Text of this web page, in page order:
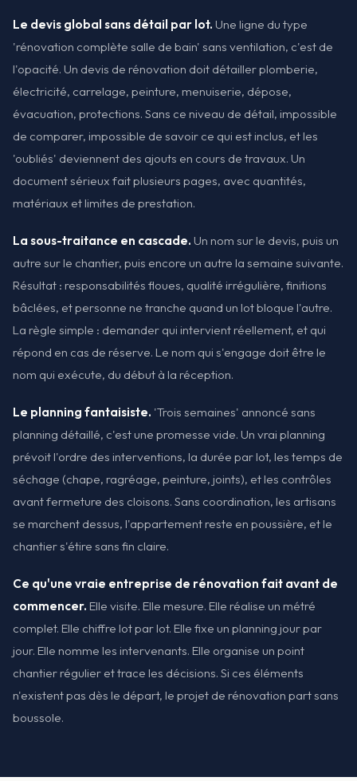
Le devis global sans détail par lot. Une ligne du type
'rénovation complète salle de bain' sans ventilation, c'est de
l'opacité. Un devis de rénovation doit détailler plomberie,
électricité, carrelage, peinture, menuiserie, dépose,
évacuation, protections. Sans ce niveau de détail, impossible
de comparer, impossible de savoir ce qui est inclus, et les
'oubliés' deviennent des ajouts en cours de travaux. Un
document sérieux fait plusieurs pages, avec quantités,
matériaux et limites de prestation.
La sous-traitance en cascade. Un nom sur le devis, puis un
autre sur le chantier, puis encore un autre la semaine suivante.
Résultat : responsabilités floues, qualité irrégulière, finitions
bâclées, et personne ne tranche quand un lot bloque l'autre.
La règle simple : demander qui intervient réellement, et qui
répond en cas de réserve. Le nom qui s'engage doit être le
nom qui exécute, du début à la réception.
Le planning fantaisiste. 'Trois semaines' annoncé sans
planning détaillé, c'est une promesse vide. Un vrai planning
prévoit l'ordre des interventions, la durée par lot, les temps de
séchage (chape, ragréage, peinture, joints), et les contrôles
avant fermeture des cloisons. Sans coordination, les artisans
se marchent dessus, l'appartement reste en poussière, et le
chantier s'étire sans fin claire.
Ce qu'une vraie entreprise de rénovation fait avant de
commencer. Elle visite. Elle mesure. Elle réalise un métré
complet. Elle chiffre lot par lot. Elle fixe un planning jour par
jour. Elle nomme les intervenants. Elle organise un point
chantier régulier et trace les décisions. Si ces éléments
n'existent pas dès le départ, le projet de rénovation part sans
boussole.